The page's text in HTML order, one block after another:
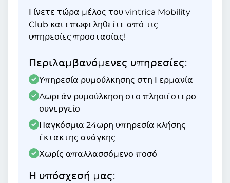
Γίνετε τώρα μέλος του vintrica Mobility
Club και επωφεληθείτε από τις
υπηρεσίες προστασίας!
Περιλαμβανόμενες υπηρεσίες:
Υπηρεσία ρυμούλκησης στη Γερμανία
Δωρεάν ρυμούλκηση στο πλησιέστερο
συνεργείο
Παγκόσμια 24ωρη υπηρεσία κλήσης
έκτακτης ανάγκης
Χωρίς απαλλασσόμενο ποσό
Η υπόσχεσή μας: